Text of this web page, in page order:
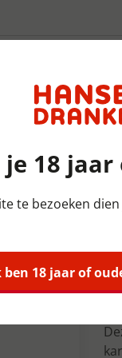
je 18
te bezoeken
ben 18 jaar of